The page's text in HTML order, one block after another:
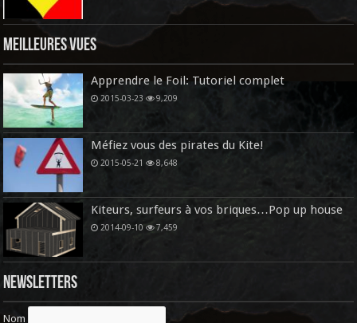
Meilleures vues
Apprendre le Foil: Tutoriel complet
2015-03-23 9,209
Méfiez vous des pirates du Kite!
2015-05-21 8,648
Kiteurs, surfeurs à vos briques…Pop up house
2014-09-10 7,459
Newsletters
Nom